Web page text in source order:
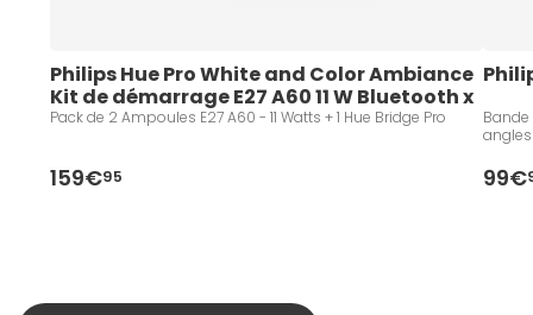
Philips Hue Pro White and Color Ambiance
Kit de démarrage E27 A60 11 W Bluetooth x
2
Pack de 2 Ampoules E27 A60 - 11 Watts + 1 Hue Bridge Pro
159€95 99€